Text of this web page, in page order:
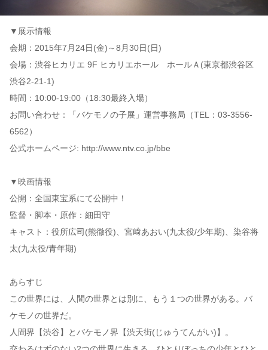
▼展示情報
会期：2015年7月24日(金)～8月30日(日)
会場：渋谷ヒカリエ 9F ヒカリエホール ホールＡ(東京都渋谷区
渋谷2-21-1)
時間：10:00-19:00（18:30最終入場）
お問い合わせ：「バケモノの子展」運営事務局（TEL：03-3556-
6562）
公式ホームページ: http://www.ntv.co.jp/bbe
▼映画情報
公開：全国東宝系にて公開中！
監督・脚本・原作：細田守
キャスト：役所広司(熊徹役)、宮﨑あおい(九太役/少年期)、染谷将
太(九太役/青年期)
あらすじ
この世界には、人間の世界とは別に、もう１つの世界がある。バ
ケモノの世界だ。
人間界【渋谷】とバケモノ界【渋天街(じゅうてんがい)】。